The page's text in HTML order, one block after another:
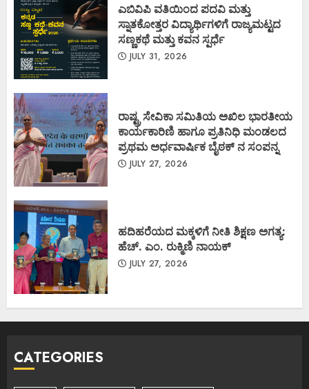
ಎಬಿವಿಪಿ ವತಿಯಿಂದ ಪದವಿ ಮತ್ತು
ಸ್ನಾತಕೋತ್ತರ ವಿದ್ಯಾರ್ಥಿಗಳಿಗೆ ರಾಜ್ಯಮಟ್ಟದ
ಸಣ್ಣಕಥೆ ಮತ್ತು ಕವನ ಸ್ಪರ್ಧೆ
JULY 31, 2026
ರಾಷ್ಟ್ರ ಸೇವಿಕಾ ಸಮಿತಿಯ ಅಖಿಲ ಭಾರತೀಯ
ಕಾರ್ಯಕಾರಿಣಿ ಹಾಗೂ ಪ್ರತಿನಿಧಿ ಮಂಡಲದ
ಪ್ರಥಮ ಅರ್ಧವಾರ್ಷಿಕ ಬೈಠಕ್ ನ ಸಂಪನ್ನ
JULY 27, 2026
ಹದಿಹರೆಯದ ಮಕ್ಕಳಿಗೆ ನೀತಿ ಶಿಕ್ಷಣ ಅಗತ್ಯ:
ಹೆಚ್. ಎಂ. ರುಕ್ಮಿಣಿ ನಾಯಕ್
JULY 27, 2026
CATEGORIES